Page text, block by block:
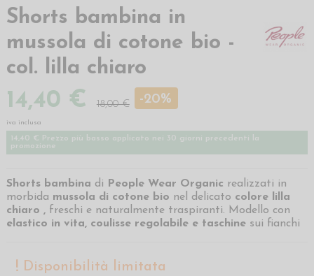
Shorts bambina in
mussola di cotone bio -
col. lilla chiaro
14,40 € 18,00 € -20%
iva inclusa
14,40 € Prezzo più basso applicato nei 30 giorni precedenti la
promozione
Shorts bambina di People Wear Organic realizzati in
morbida mussola di cotone bio nel delicato colore lilla
chiaro , freschi e naturalmente traspiranti. Modello con
elastico in vita, coulisse regolabile e taschine sui fianchi
Disponibilità limitata